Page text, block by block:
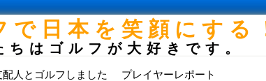
で日本を笑顔にする
ちはゴルフが大好きです。
配人とゴルフしました プレイヤーレポート